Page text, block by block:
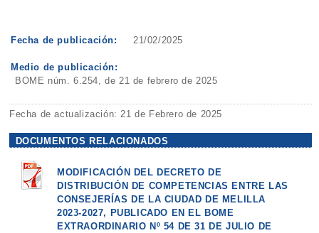
Fecha de publicación: 21/02/2025
Medio de publicación:
BOME núm. 6.254, de 21 de febrero de 2025
Fecha de actualización: 21 de Febrero de 2025
DOCUMENTOS RELACIONADOS
MODIFICACIÓN DEL DECRETO DE
DISTRIBUCIÓN DE COMPETENCIAS ENTRE LAS
CONSEJERÍAS DE LA CIUDAD DE MELILLA
2023-2027, PUBLICADO EN EL BOME
EXTRAORDINARIO Nº 54 DE 31 DE JULIO DE